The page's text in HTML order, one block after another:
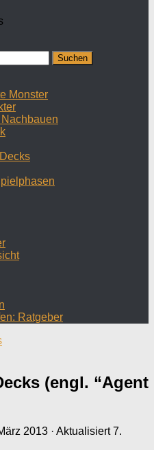
Monster
Ratgeber
(engl. “Agent
2013 · Aktualisiert7.